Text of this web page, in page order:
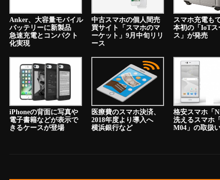
Anker、大容量モバイル
バッテリーに新製品
急速充電とコンパクト
化実現
中古スマホの個人間売
買サイト「スマホのマ
ーケット」9月中旬リリ
ース
スマホ充電も
本初の「IoTス
ス」が発売
iPhoneの背面に写真や
電子書籍などが表示で
きるケースが登場
医療費のスマホ決済、
2018年度より導入へ
横浜銀行など
格安スマホ
洗えるスマホ
M04」の取扱